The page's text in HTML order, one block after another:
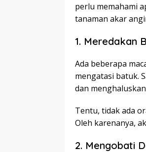
perlu memahami
tanaman akar
1. Meredakan
Ada beberapa
mengatasi batuk.
dan
Tentu, tidak ada
Oleh karenanya,
2. Mengobati